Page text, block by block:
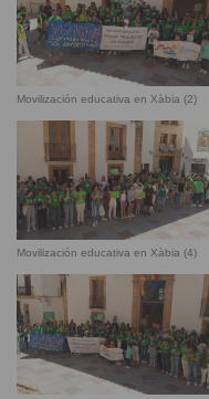
Movilización educativa en Xàbia (2)
Movilización educativa en Xàbia (4)